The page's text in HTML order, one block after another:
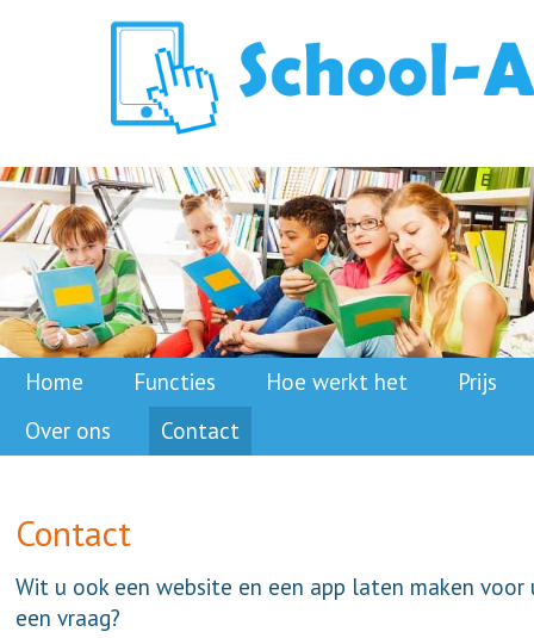
Home Functies Hoe werkt het
Prijs
Over ons
Contact
Contact
Wit u ook een website en een app laten maken
een vraag?